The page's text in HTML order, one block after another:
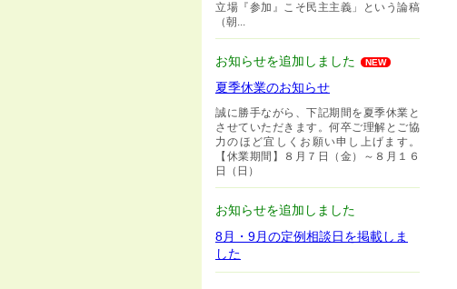
立場『参加』こそ民主主義」という論稿
（朝...
お知らせを追加しました NEW
夏季休業のお知らせ
誠に勝手ながら、下記期間を夏季休業と
させていただきます。何卒ご理解とご協
力のほど宜しくお願い申し上げます。
【休業期間】８月７日（金）～８月１６
日（日）
お知らせを追加しました
8月・9月の定例相談日を掲載しま
した